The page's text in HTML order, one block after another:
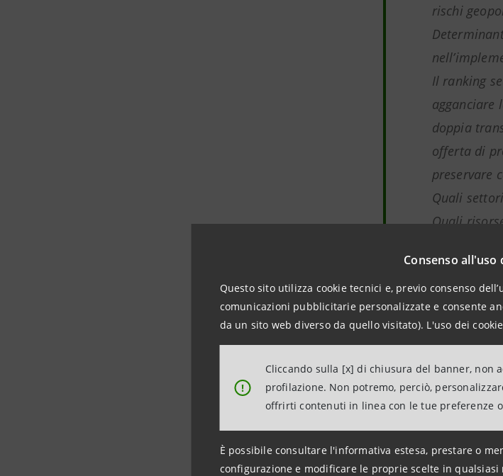
Consenso all'uso
Questo sito utilizza cookie tecnici e, previo consenso
comunicazioni pubblicitarie personalizzate e consente
da un sito web diverso da quello visitato). L'uso dei
!
Cliccando sulla [x] di chiusura del banner, non
profilazione. Non potremo, perciò,
offrirti contenuti in linea con le tue preferenze
È possibile consultare l'informativa estesa, prestare o
configurazione e modificare le proprie scelte in qualsiasi
rischi
Il ranking
agganciare
doppia
offerta di
preservare
Quali
Quali
Il Rapporto
delineando
La parola agli